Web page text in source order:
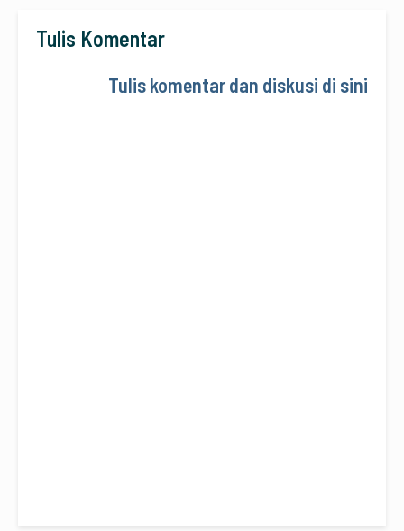
Tulis Komentar
Tulis komentar dan diskusi di sini